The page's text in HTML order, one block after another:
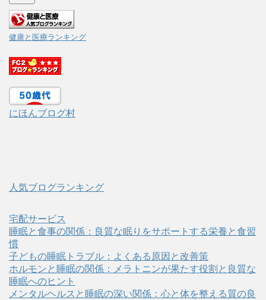
健康と医療ランキング
にほんブログ村
人気ブログランキング
宅配サービス
睡眠と食事の関係：良質な眠りをサポートする栄養と食習
慣
子どもの睡眠トラブル：よくある原因と改善策
ホルモンと睡眠の関係：メラトニンが果たす役割と良質な
睡眠へのヒント
メンタルヘルスと睡眠の深い関係：心と体を整える質の良